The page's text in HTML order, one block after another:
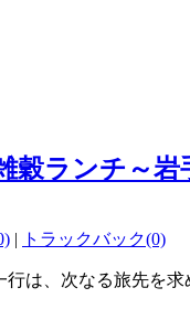
穀ランチ～岩
| トラックバック(0)
は、次なる旅先を求